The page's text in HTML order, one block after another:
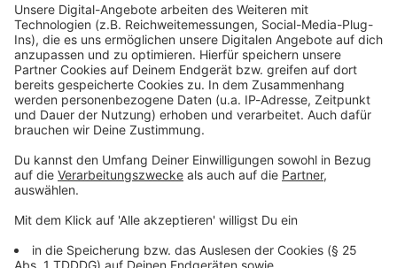
Studio Hotline
Kontaktformular
Sprachnachricht
© dpa-infocom, dpa:260603-930-169801/1